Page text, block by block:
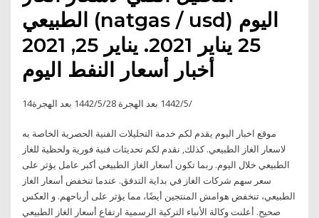
الطبيعي (natgas / usd) اليوم
25 يناير 2021. يناير 25, 2021
أخبار أسعار النفط اليوم
14‏‏/5‏‏/1442 بعد الهجرة 28‏‏/5‏‏/1442 بعد الهجرة
موقع اخبار اليوم يقدم لكم خدمة التحليلات الفنية الحصرية الخاصة به
لاسعار الغاز الطبيعي. كذلك, نقدم لكم تحديثات فنية فورية ولحظية للغاز
الطبيعي خلال اليوم. ربما تكون أسعار الغاز الطبيعي أكبر عامل يؤثر على
سعر سهم شركات الغاز في بداية التدفق. عندما تنخفض أسعار الغاز
الطبيعي، تنخفض هوامش المنتجين أيضًا، مما يؤثر على أرباحهم. و العكس
صحيح. أعلنت وكالة الأنباء التركية الرسمية ارتفاع أسعار الغاز الطبيعي